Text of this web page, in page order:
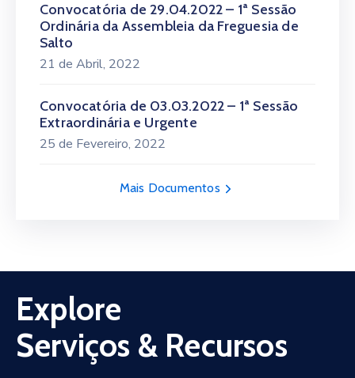
Convocatória de 29.04.2022 – 1ª Sessão
Ordinária da Assembleia da Freguesia de
Salto
21 de Abril, 2022
Convocatória de 03.03.2022 – 1ª Sessão
Extraordinária e Urgente
25 de Fevereiro, 2022
Mais Documentos
Explore
Serviços & Recursos